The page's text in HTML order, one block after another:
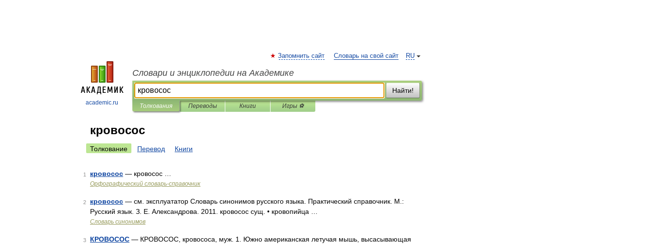
academic.ru
RU
Запомнить сайт Словарь на свой сайт
Словари и энциклопедии на Академике
Найти!
Толкования Переводы Книги Игры ⚽
кровосос
Толкование Перевод Книги
1 кровосос — кровосос …
Орфографический словарь-справочник
2 кровосос — см. эксплуататор Словарь синонимов русского языка. Практический справочник. М.:
Русский язык. З. Е. Александрова. 2011. кровосос сущ. • кровопийца …
Словарь синонимов
3 КРОВОСОС — КРОВОСОС, кровососа, муж. 1. Южно американская летучая мышь, высасывающая